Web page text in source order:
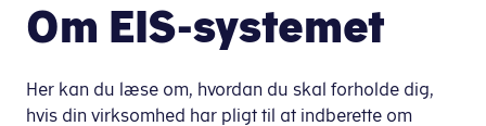
Om EIS-systemet
Her kan du læse om, hvordan du skal forholde dig,
hvis din virksomhed har pligt til at indberette om